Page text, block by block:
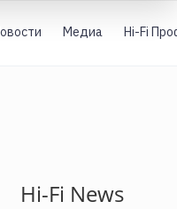
Медиа Hi-Fi
Hi-Fi News